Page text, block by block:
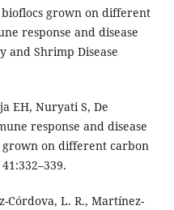
bioflocs grown on different
response and disease
and Shrimp Disease
EH, Nuryati S, De
response and disease
on different carbon
Córdova, L. R., Martínez-